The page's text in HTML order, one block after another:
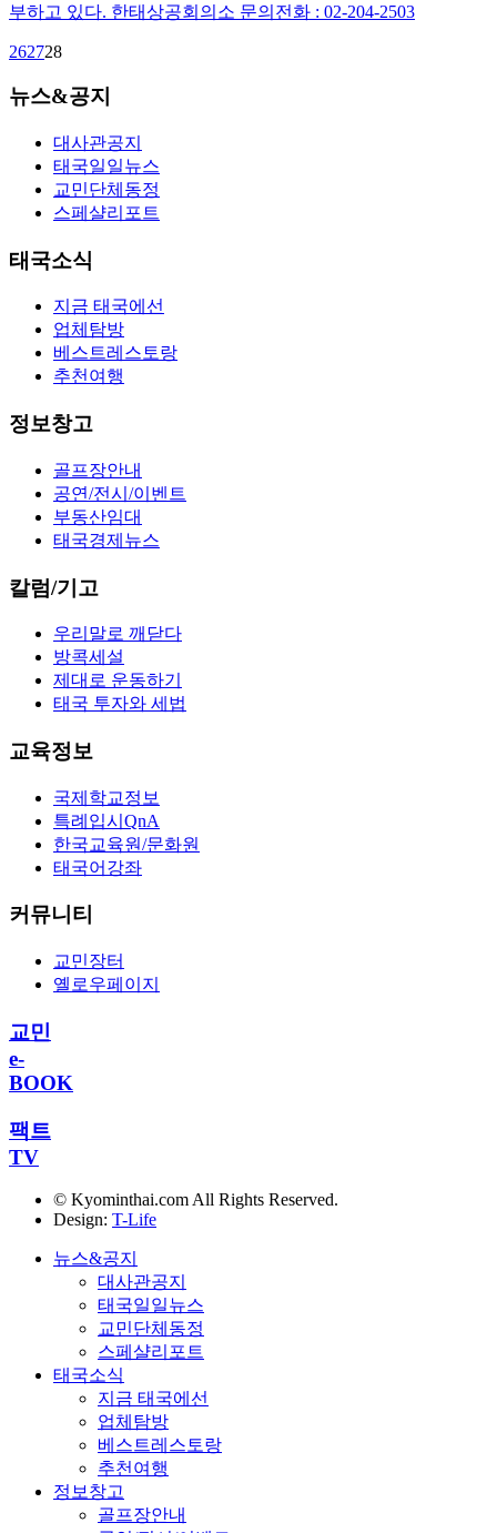
부하고 있다. 한태상공회의소 문의전화 : 02-204-2503
262728
뉴스&공지
대사관공지
태국일일뉴스
교민단체동정
스페샬리포트
태국소식
지금 태국에선
업체탐방
베스트레스토랑
추천여행
정보창고
골프장안내
공연/전시/이벤트
부동산임대
태국경제뉴스
칼럼/기고
우리말로 깨닫다
방콕세설
제대로 운동하기
태국 투자와 세법
교육정보
국제학교정보
특례입시QnA
한국교육원/문화원
태국어강좌
커뮤니티
교민장터
옐로우페이지
교민
e-
BOOK
팩트
TV
© Kyominthai.com All Rights Reserved.
Design: T-Life
뉴스&공지
대사관공지
태국일일뉴스
교민단체동정
스페샬리포트
태국소식
지금 태국에선
업체탐방
베스트레스토랑
추천여행
정보창고
골프장안내